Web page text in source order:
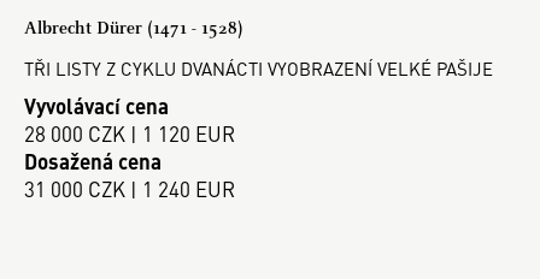
Albrecht Dürer (1471 - 1528)
TŘI LISTY Z CYKLU DVANÁCTI VYOBRAZENÍ VELKÉ PAŠIJE
Vyvolávací cena
28 000 CZK | 1 120 EUR
Dosažená cena
31 000 CZK | 1 240 EUR